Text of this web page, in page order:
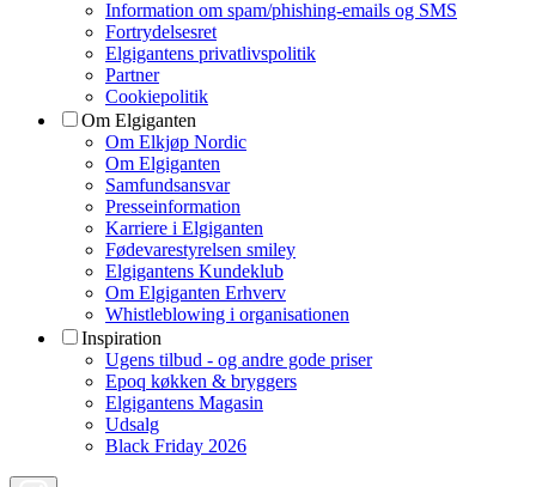
Information om spam/phishing-emails og SMS
Fortrydelsesret
Elgigantens privatlivspolitik
Partner
Cookiepolitik
Om Elgiganten
Om Elkjøp Nordic
Om Elgiganten
Samfundsansvar
Presseinformation
Karriere i Elgiganten
Fødevarestyrelsen smiley
Elgigantens Kundeklub
Om Elgiganten Erhverv
Whistleblowing i organisationen
Inspiration
Ugens tilbud - og andre gode priser
Epoq køkken & bryggers
Elgigantens Magasin
Udsalg
Black Friday 2026